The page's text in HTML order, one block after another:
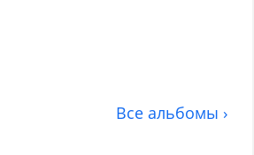
Все альбомы ›